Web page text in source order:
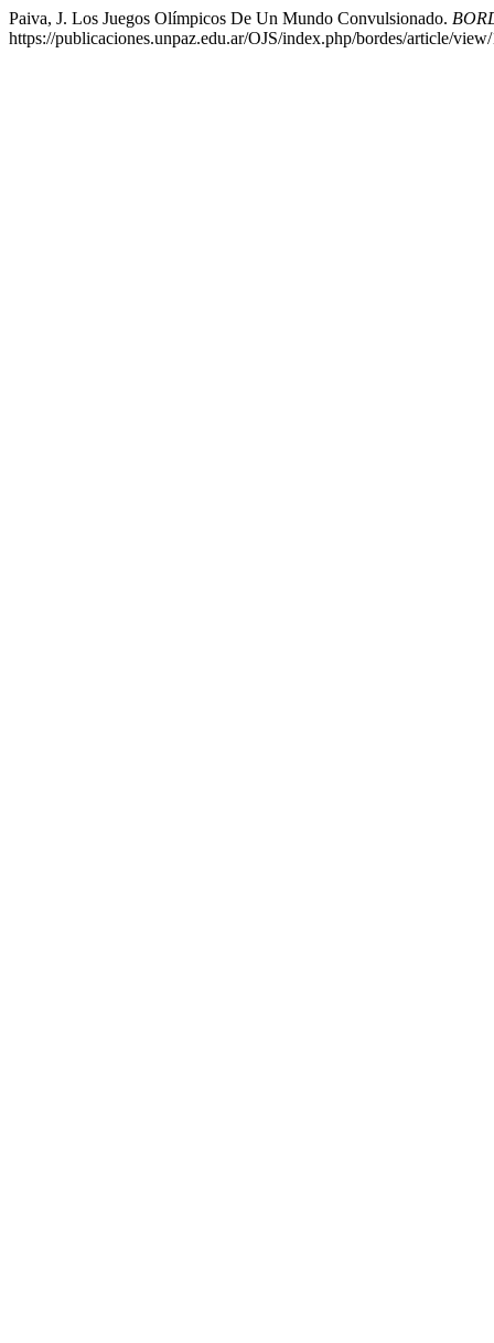
Paiva, J. Los Juegos Olímpicos De Un Mundo Convulsionado.
https://publicaciones.unpaz.edu.ar/OJS/index.php/bordes/article/